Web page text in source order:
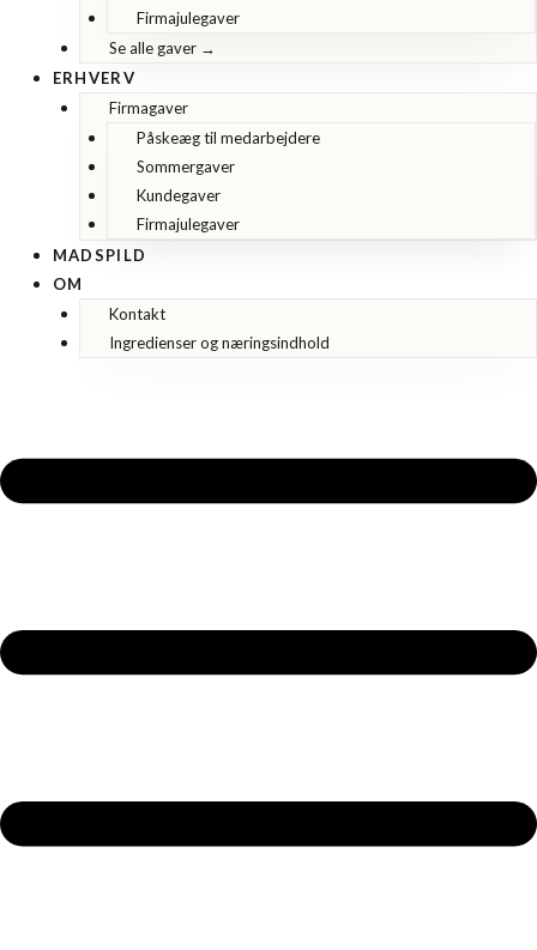
Firmajulegaver
Se alle gaver →
ERHVERV
Firmagaver
Påskeæg til medarbejdere
Sommergaver
Kundegaver
Firmajulegaver
MADSPILD
OM
Kontakt
Ingredienser og næringsindhold